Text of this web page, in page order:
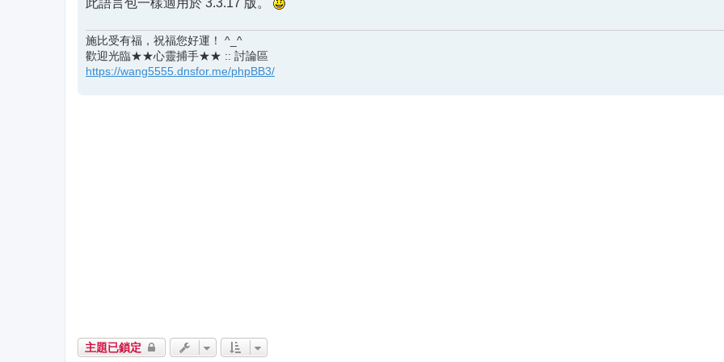
施比受有福，祝福您好運！ ^_^
歡迎光臨★★心靈捕手★★ :: 討論區
https://wang5555.dnsfor.me/phpBB3/
主題已鎖定